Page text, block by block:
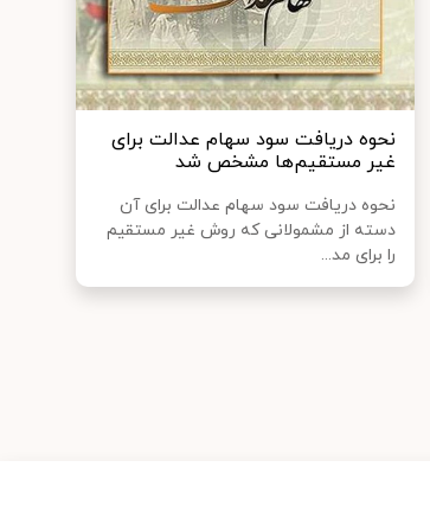
نحوه دریافت سود سهام عدالت برای
غیر مستقیم‌ها مشخص شد
نحوه دریافت سود سهام عدالت برای آن
دسته از مشمولانی که روش غیر مستقیم
را برای مد...